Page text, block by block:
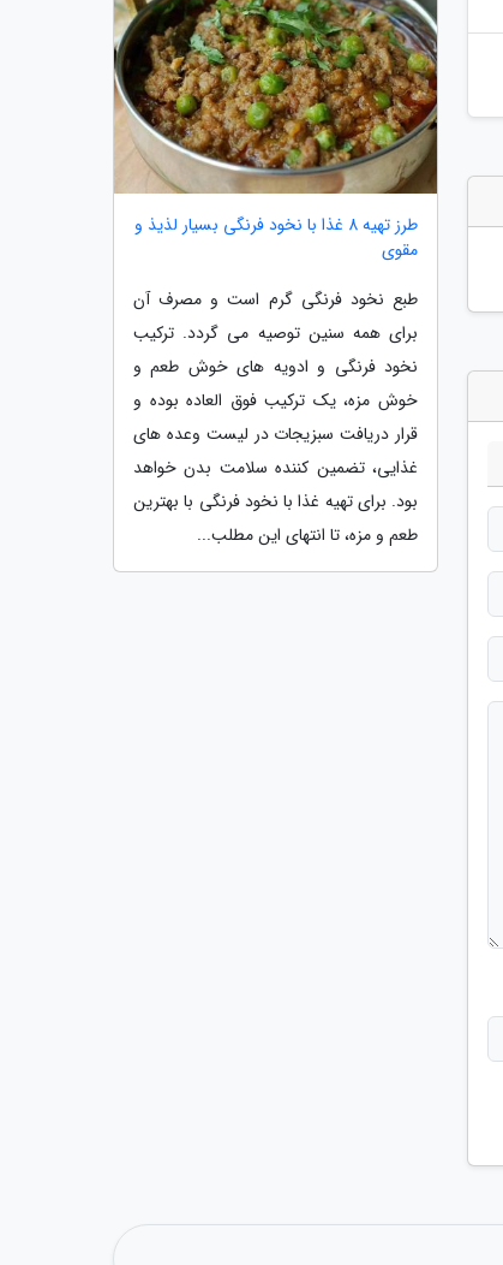
طرز تهیه 8 غذا با نخود فرنگی بسیار لذیذ و
مقوی
طبع نخود فرنگی گرم است و مصرف آن
برای همه سنین توصیه می گردد. ترکیب
نخود فرنگی و ادویه های خوش طعم و
خوش مزه، یک ترکیب فوق العاده بوده و
قرار دریافت سبزیجات در لیست وعده های
غذایی، تضمین کننده سلامت بدن خواهد
بود. برای تهیه غذا با نخود فرنگی با بهترین
طعم و مزه، تا انتهای این مطلب...